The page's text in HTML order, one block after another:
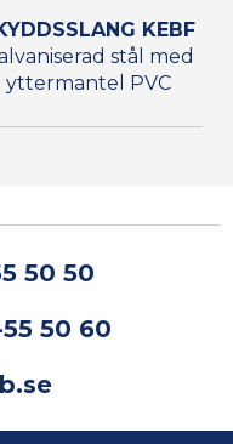
KEBF
stål med
yttermantel PVC
50 50
50 60